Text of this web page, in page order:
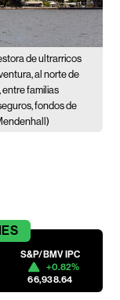
de ultrarricos
al norte de
entre familias
fondos de
S&P/BMV IPC
+0.82%
66,938.64